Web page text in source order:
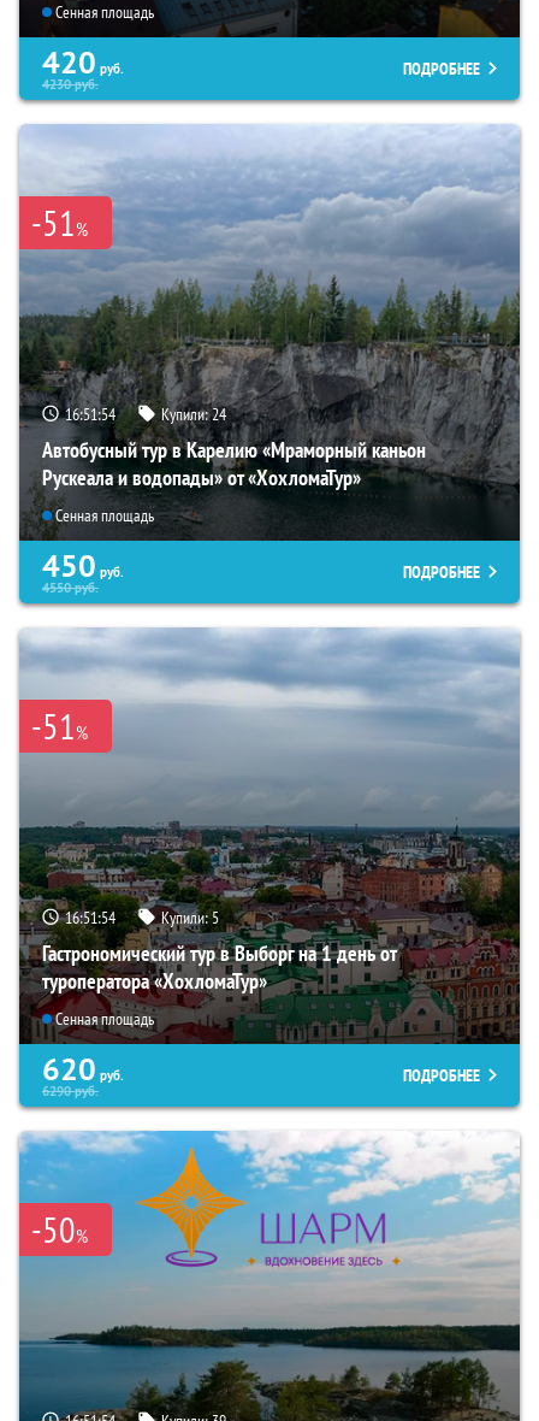
Сенная площадь
420 руб.
4230руб.
ПОДРОБНЕЕ
-51%
16:51:52 Купили:24
Автобусный тур в Карелию «Мраморный каньон
Рускеала и водопады» от «ХохломаТур»
Сенная площадь
450 руб.
4550руб.
ПОДРОБНЕЕ
-51%
16:51:52 Купили:5
Гастрономический тур в Выборг на 1 день от
туроператора «ХохломаТур»
Сенная площадь
620 руб.
6290руб.
ПОДРОБНЕЕ
-50%